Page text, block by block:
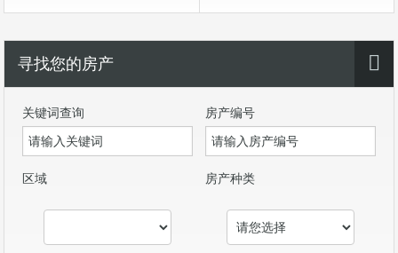
寻找您的房产
关键词查询 房产编号
区域 房产种类